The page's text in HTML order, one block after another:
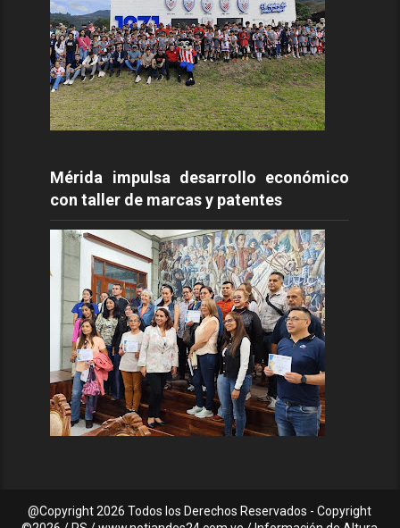
Mérida impulsa desarrollo económico
con taller de marcas y patentes
@Copyright2026 Todos los Derechos Reservados - Copyright